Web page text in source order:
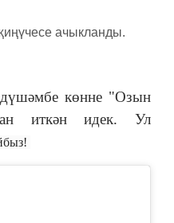
көнне "Озын
иткән идек. Ул